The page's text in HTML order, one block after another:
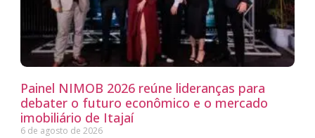
Painel NIMOB 2026 reúne lideranças para
debater o futuro econômico e o mercado
imobiliário de Itajaí
6 de agosto de 2026